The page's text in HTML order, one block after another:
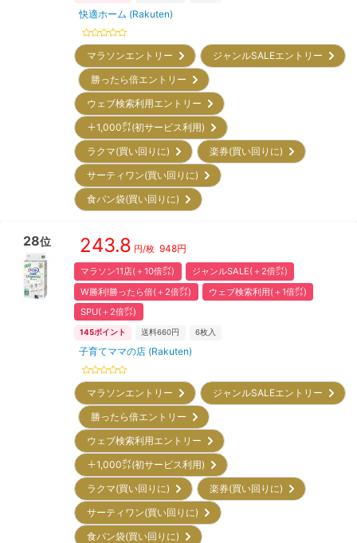
快適ホーム (Rakuten)
マラソンエントリー
ジャンルSALEエントリー
勝ったら倍エントリー
ウェブ検索利用エントリー
＋1,000㌽(初サービス利用)
ラクマ(買い回りに)
楽券(買い回りに)
サーティワン(買い回りに)
食パン袋(買い回りに)
28位 243.8 円/枚 948円
マラソン11店(＋10倍㌽)
ジャンルSALE(＋2倍㌽)
W勝利!勝ったら倍(＋2倍㌽)
ウェブ検索利用(＋1倍㌽)
SPU(＋2倍㌽)
145ポイント 送料660円 6枚入
子育てママの店 (Rakuten)
マラソンエントリー
ジャンルSALEエントリー
勝ったら倍エントリー
ウェブ検索利用エントリー
＋1,000㌽(初サービス利用)
ラクマ(買い回りに)
楽券(買い回りに)
サーティワン(買い回りに)
食パン袋(買い回りに)